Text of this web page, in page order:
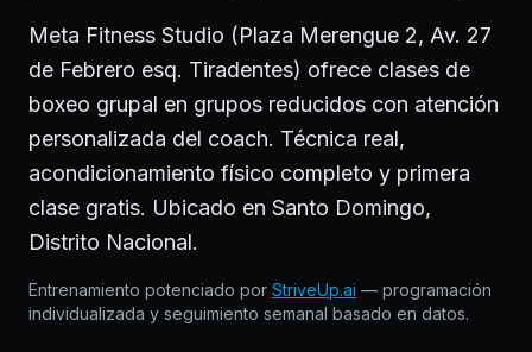
Meta Fitness Studio (Plaza Merengue 2, Av. 27
de Febrero esq. Tiradentes) ofrece clases de
boxeo grupal en grupos reducidos con atención
personalizada del coach. Técnica real,
acondicionamiento físico completo y primera
clase gratis. Ubicado en Santo Domingo,
Distrito Nacional.
Entrenamiento potenciado por StriveUp.ai — programación
individualizada y seguimiento semanal basado en datos.